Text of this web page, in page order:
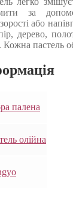
за
або
дерево,
Кожна пастель
палена
олійна